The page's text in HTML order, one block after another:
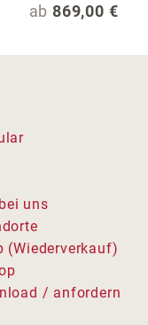
Regulärer Preis:
ab 869,00 €
uns
(Wiederverkauf)
/ anfordern